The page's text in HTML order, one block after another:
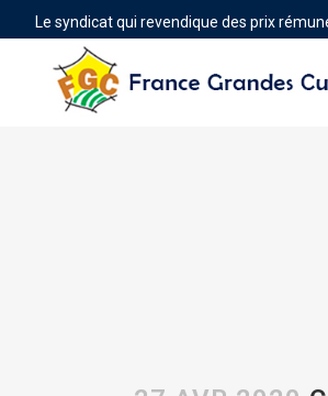
Le syndicat qui revendique des prix